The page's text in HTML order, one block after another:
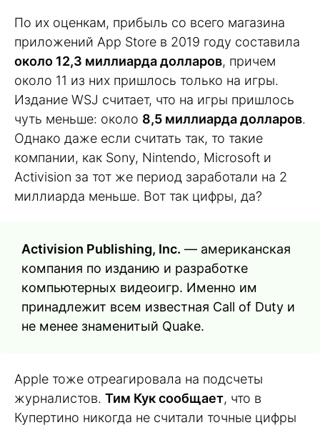
По их оценкам, прибыль со всего магазина
приложений App Store в 2019 году составила
около 12,3 миллиарда долларов, причем
около 11 из них пришлось только на игры.
Издание WSJ считает, что на игры пришлось
чуть меньше: около 8,5 миллиарда долларов.
Однако даже если считать так, то такие
компании, как Sony, Nintendo, Microsoft и
Activision за тот же период заработали на 2
миллиарда меньше. Вот так цифры, да?
Activision Publishing, Inc. — американская
компания по изданию и разработке
компьютерных видеоигр. Именно им
принадлежит всем известная Call of Duty и
не менее знаменитый Quake.
Apple тоже отреагировала на подсчеты
журналистов. Тим Кук сообщает, что в
Купертино никогда не считали точные цифры